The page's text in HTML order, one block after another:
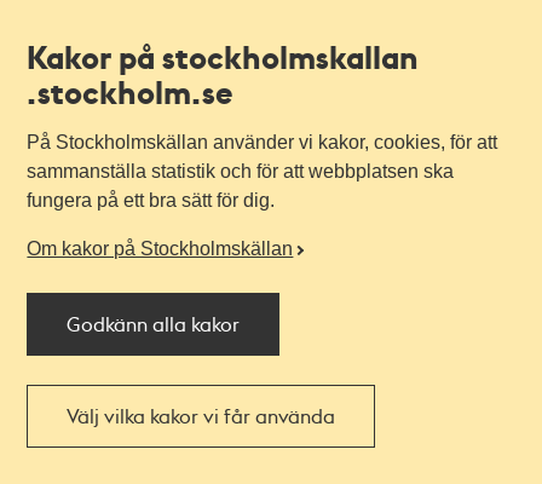
Kakor på stockholmskallan
.stockholm.se
På Stockholmskällan använder vi kakor, cookies, för att
sammanställa statistik och för att webbplatsen ska
fungera på ett bra sätt för dig.
Om kakor på Stockholmskällan
Godkänn alla kakor
Välj vilka kakor vi får använda